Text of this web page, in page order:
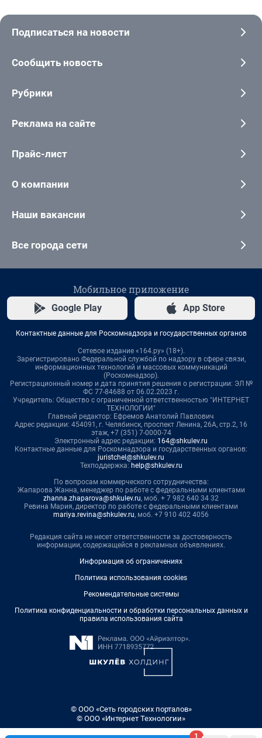
1
Подписаться на новости
Сообщить новость
Рубрики
Реклама на сайте
Прайс-лист
О компании
Наши вакансии
Все города сети
Мобильное приложение
Google Play App Store
Контактные данные для Роскомнадзора и государственных органов
Сетевое издание «164.ру» (18+).
Зарегистрировано Федеральной службой по надзору в сфере связи,
информационных технологий и массовых коммуникаций
(Роскомнадзор).
Регистрационный номер и дата принятия решения о регистрации: ЭЛ №
ФС 77-84688 от 06.02.2023 г.
Учредитель: Общество с ограниченной ответственностью "ИНТЕРНЕТ
ТЕХНОЛОГИИ"
Главный редактор: Ефремов Анатолий Павлович
Адрес редакции: 454091, г. Челябинск, проспект Ленина, 26А, стр.2, 16
этаж, +7 (351) 7-0000-74
Электронный адрес редакции: 164@shkulev.ru
Контактные данные для Роскомнадзора и государственных органов:
juristchel@shkulev.ru
Техподдержка: help@shkulev.ru
По вопросам коммерческого сотрудничества:
Жапарова Жанна, менеджер по работе с федеральными клиентами
zhanna.zhaparova@shkulev.ru, моб. + 7 982 640 34 32
Ревина Мария, директор по работе с федеральными клиентами
mariya.revina@shkulev.ru, моб. +7 910 402 4056
Редакция сайта не несет ответственности за достоверность
информации, содержащейся в рекламных объявлениях.
Информация об ограничениях
Политика использования cookies
Рекомендательные системы
Политика конфиденциальности и обработки персональных данных и
правила использования сайта
© ООО «Сеть городских порталов»
© ООО «Интернет Технологии»